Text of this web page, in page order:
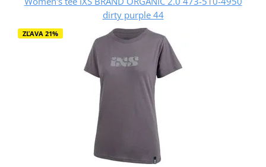
dirty purple 44
ZĽAVA 21%